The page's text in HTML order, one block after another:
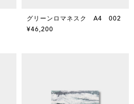
グリーンロマネスク A4 002
¥46,200